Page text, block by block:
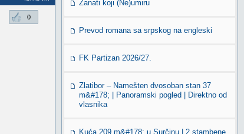
0
Zanati koji (Ne)umiru
Prevod romana sa srpskog na engleski
FK Partizan 2026/27.
Zlatibor – Namešten dvosoban stan 37
m&#178; | Panoramski pogled | Direktno od
vlasnika
Kuća 209 m&#178; u Surčinu | 2 stambene